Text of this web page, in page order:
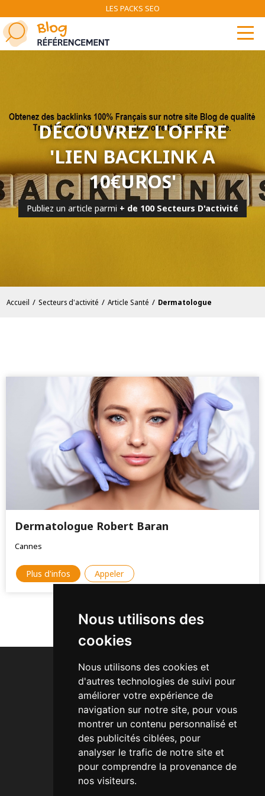
Nous utilisons des
cookies
Nous utilisons des cookies et
d'autres technologies de suivi pour
améliorer votre expérience de
navigation sur notre site, pour vous
montrer un contenu personnalisé et
des publicités ciblées, pour
analyser le trafic de notre site et
pour comprendre la provenance de
nos visiteurs.
LES PACKS SEO
DÉCOUVREZ L'OFFRE
'LIEN BACKLINK A
10€UROS'
Publiez un article parmi + de 100 Secteurs D'activité
Accueil / Secteurs d'activité / Article Santé / Dermatologue
Dermatologue Robert Baran
Cannes
Plus d'infos Appeler
1
Acheter des Backlinks
Secteurs d'activité
Comment ça fonctionne ?
Exemple d'Annonce
Articles SEO